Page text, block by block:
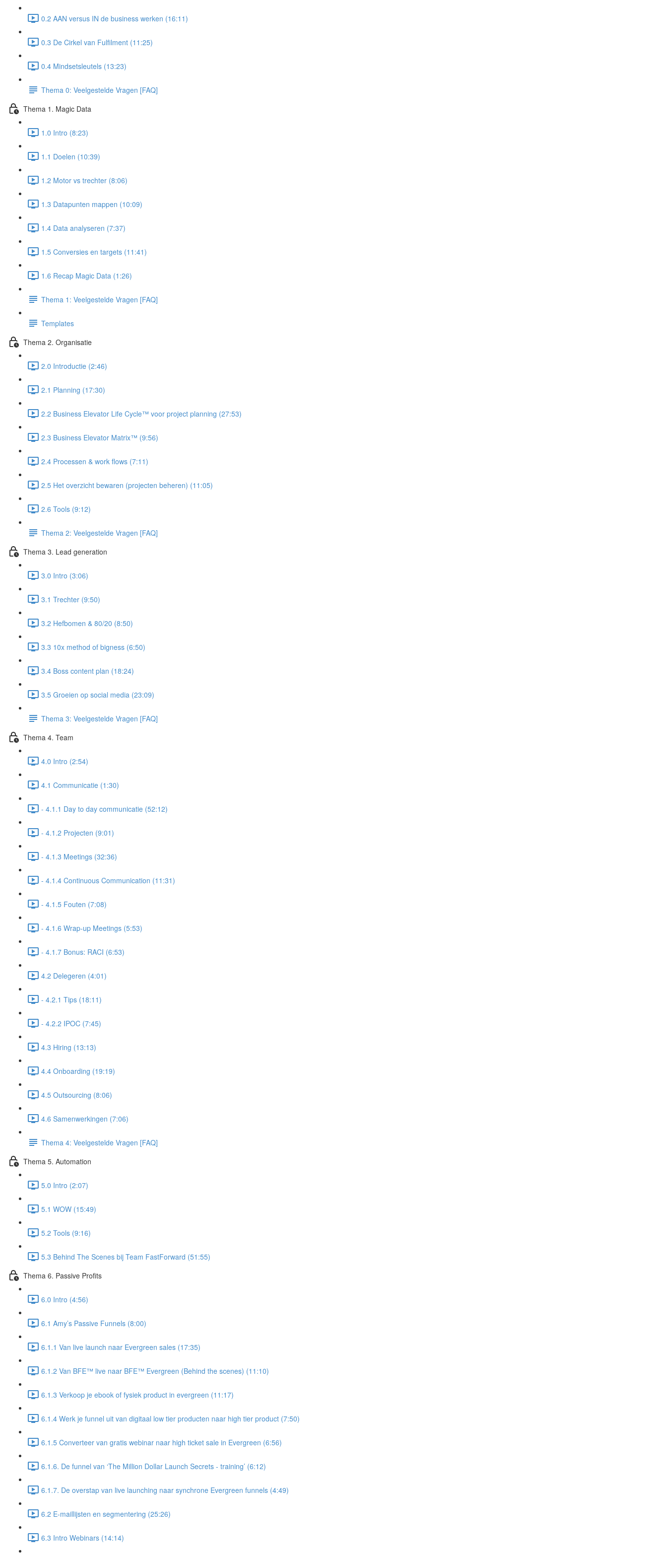
0.2 AAN versus IN de business werken (16:11)
0.3 De Cirkel van Fulfilment (11:25)
0.4 Mindsetsleutels (13:23)
Thema 0: Veelgestelde Vragen [FAQ]
Thema 1. Magic Data
1.0 Intro (8:23)
1.1 Doelen (10:39)
1.2 Motor vs trechter (8:06)
1.3 Datapunten mappen (10:09)
1.4 Data analyseren (7:37)
1.5 Conversies en targets (11:41)
1.6 Recap Magic Data (1:26)
Thema 1: Veelgestelde Vragen [FAQ]
Templates
Thema 2. Organisatie
2.0 Introductie (2:46)
2.1 Planning (17:30)
2.2 Business Elevator Life Cycle™ voor project planning (27:53)
2.3 Business Elevator Matrix™ (9:56)
2.4 Processen & work flows (7:11)
2.5 Het overzicht bewaren (projecten beheren) (11:05)
2.6 Tools (9:12)
Thema 2: Veelgestelde Vragen [FAQ]
Thema 3. Lead generation
3.0 Intro (3:06)
3.1 Trechter (9:50)
3.2 Hefbomen & 80/20 (8:50)
3.3 10x method of bigness (6:50)
3.4 Boss content plan (18:24)
3.5 Groeien op social media (23:09)
Thema 3: Veelgestelde Vragen [FAQ]
Thema 4. Team
4.0 Intro (2:54)
4.1 Communicatie (1:30)
- 4.1.1 Day to day communicatie (52:12)
- 4.1.2 Projecten (9:01)
- 4.1.3 Meetings (32:36)
- 4.1.4 Continuous Communication (11:31)
- 4.1.5 Fouten (7:08)
- 4.1.6 Wrap-up Meetings (5:53)
- 4.1.7 Bonus: RACI (6:53)
4.2 Delegeren (4:01)
- 4.2.1 Tips (18:11)
- 4.2.2 IPOC (7:45)
4.3 Hiring (13:13)
4.4 Onboarding (19:19)
4.5 Outsourcing (8:06)
4.6 Samenwerkingen (7:06)
Thema 4: Veelgestelde Vragen [FAQ]
Thema 5. Automation
5.0 Intro (2:07)
5.1 WOW (15:49)
5.2 Tools (9:16)
5.3 Behind The Scenes bij Team FastForward (51:55)
Thema 6. Passive Profits
6.0 Intro (4:56)
6.1 Amy’s Passive Funnels (8:00)
6.1.1 Van live launch naar Evergreen sales (17:35)
6.1.2 Van BFE™ live naar BFE™ Evergreen (Behind the scenes) (11:10)
6.1.3 Verkoop je ebook of fysiek product in evergreen (11:17)
6.1.4 Werk je funnel uit van digitaal low tier producten naar high tier product (7:50)
6.1.5 Converteer van gratis webinar naar high ticket sale in Evergreen (6:56)
6.1.6. De funnel van ‘The Million Dollar Launch Secrets - training’ (6:12)
6.1.7. De overstap van live launching naar synchrone Evergreen funnels (4:49)
6.2 E-maillijsten en segmentering (25:26)
6.3 Intro Webinars (14:14)